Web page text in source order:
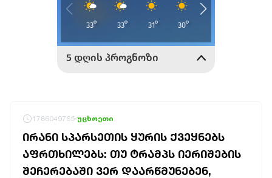
1786049765 უცხოეთი
ᲘᲠᲐᲜᲘ ᲡᲞᲐᲠᲡᲔᲗᲘᲡ ᲧᲣᲠᲘᲡ ᲥᲕᲔᲧᲜᲔᲑᲡ
ᲐᲤᲠᲗᲮᲘᲚᲔᲑᲡ: ᲗᲣ ᲢᲠᲐᲛᲞᲡ ᲘᲔᲠᲘᲨᲔᲑᲘᲡ
ᲨᲔᲩᲔᲠᲔᲑᲐᲨᲘ ᲕᲔᲠ ᲓᲐᲐᲠᲬᲛᲣᲜᲔᲑᲔᲜ,